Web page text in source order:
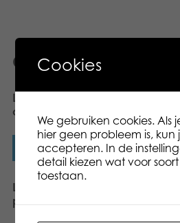
Gerelateerde
Lumo Stars Owl Stripe met
clip – Mini – 8,5cm
Lees verder
Lumo Stars Wolf Susi mini
plush
Cookies
We gebruiken cookies. Als
hier geen probleem is, kun
accepteren. In de
detail kiezen wat voor
toestaan.